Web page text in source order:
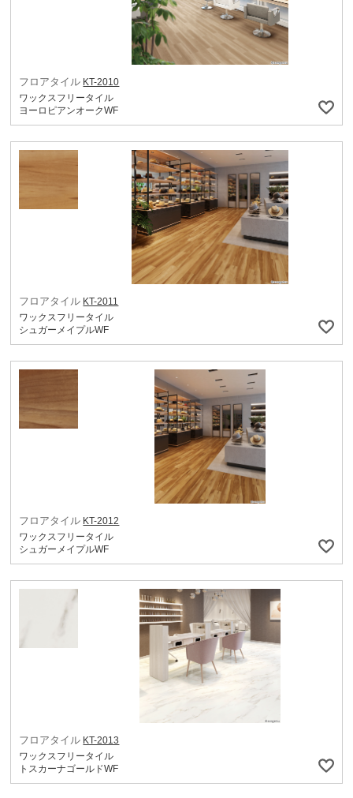
フロアタイル KT-2010
ワックスフリータイル
ヨーロピアンオークWF
フロアタイル KT-2011
ワックスフリータイル
シュガーメイプルWF
フロアタイル KT-2012
ワックスフリータイル
シュガーメイプルWF
フロアタイル KT-2013
ワックスフリータイル
トスカーナゴールドWF